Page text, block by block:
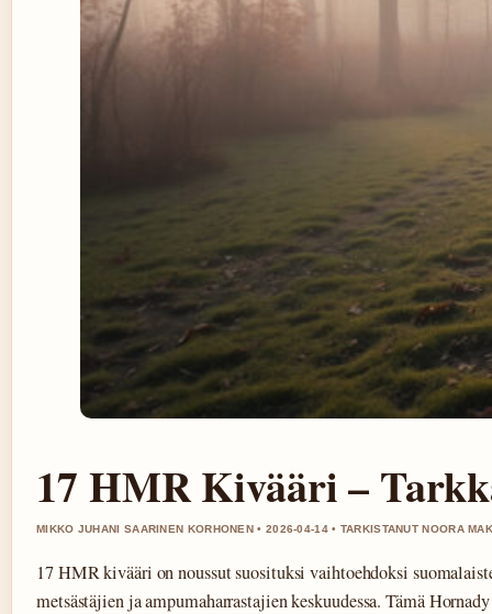
17 HMR Kivääri –
MIKKO JUHANI SAARINEN KORHONEN • 2026-04-14 • TARKISTANUT NOORA
17 HMR kivääri on noussut suosituksi vaihtoehdoksi
metsästäjien ja ampumaharrastajien keskuudessa. Tämä